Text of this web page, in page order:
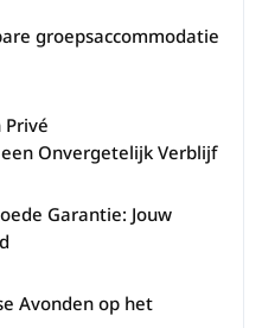
groepsaccommodatie
Privé
Onvergetelijk Verblijf
Garantie: Jouw
Avonden op het